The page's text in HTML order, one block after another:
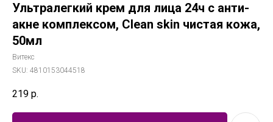
Ультралегкий крем для лица 24ч с анти-
акне комплексом, Clean skin чистая кожа,
50мл
Витекс
SKU: 4810153044518
219 р.